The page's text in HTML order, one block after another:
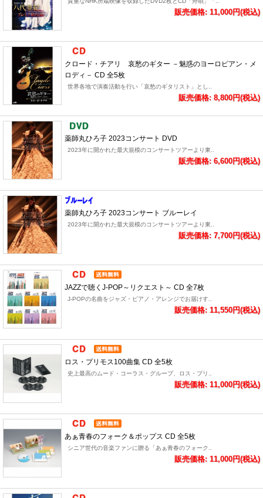
販売価格: 11,000円(税込)
クロード・チアリ 哀愁のギター －魅惑のヨーロピアン・メ
ロディ－ CD 全5枚
世界各地で演奏活動を行い「哀愁のギタリスト」とし..
販売価格: 8,800円(税込)
薬師丸ひろ子 2023コンサート DVD
2023年に開かれた最大規模のコンサートツアーより東..
販売価格: 6,600円(税込)
薬師丸ひろ子 2023コンサート ブルーレイ
2023年に開かれた最大規模のコンサートツアーより東..
販売価格: 7,700円(税込)
JAZZで聴くJ-POP～リクエスト～ CD 全7枚
J-POPの名曲をジャズ・ピアノ・アレンジでお届けす..
販売価格: 11,550円(税込)
ロス・プリモス100曲集 CD 全5枚
史上最高のムード・コーラス・グループ、ロス・プリ..
販売価格: 11,000円(税込)
あぁ青春のフォーク＆ポップス CD 全5枚
シニア世代の音楽ファンに贈る「あぁ青春のフォーク..
販売価格: 11,000円(税込)